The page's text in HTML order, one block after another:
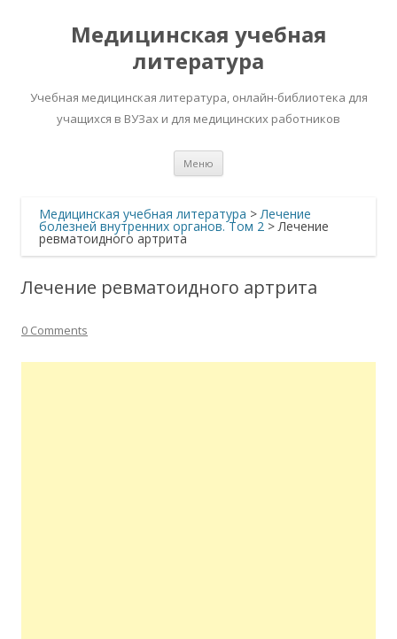
Медицинская учебная
литература
Учебная медицинская литература, онлайн-библиотека для
учащихся в ВУЗах и для медицинских работников
Меню
Медицинская учебная литература >Лечение
болезней внутренних органов. Том 2 >Лечение
ревматоидного артрита
Лечение ревматоидного артрита
0 Comments